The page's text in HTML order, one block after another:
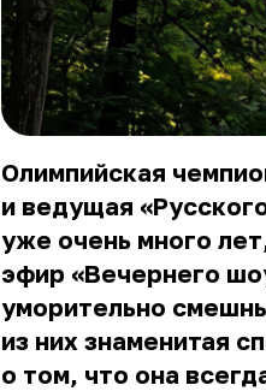
Олимпийская
и ведущая
уже очень много
эфир «Вечернего
уморительно
из них знаменитая
о том, что она